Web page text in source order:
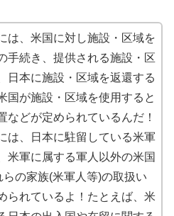
は、米国に対し施設・区域を
手続き、提供される施設・区
日本に施設・区域を返還する
国が施設・区域を使用すると
などが定められているんだ！
は、日本に駐留している米軍
米軍に属する軍人以外の米国
らの家族(米軍人等)の取扱い
られているよ！たとえば、米